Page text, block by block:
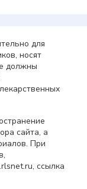
для
носят
должны
сайта, а
При
ссылка